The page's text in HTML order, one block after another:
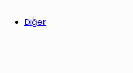
Diğer